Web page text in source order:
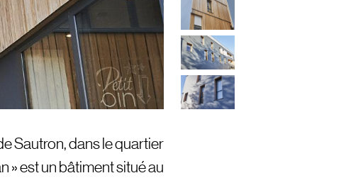
Sautron, dans le quartier
» est un bâtiment situé au